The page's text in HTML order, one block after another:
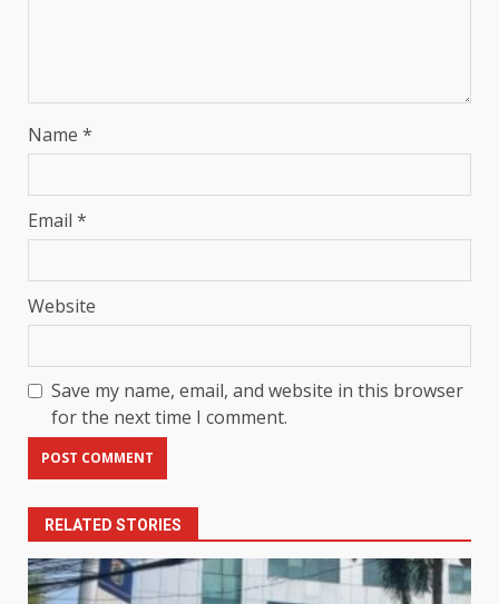
Name *
Email *
Website
Save my name, email, and website in this browser
for the next time I comment.
RELATED STORIES